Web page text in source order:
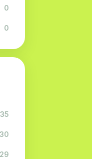
0
0
0
35
30
29